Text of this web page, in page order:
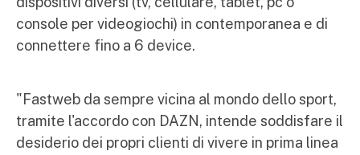
console per videogiochi) in contemporanea e di
connettere fino a 6 device.
"Fastweb da sempre vicina al mondo dello sport,
tramite l'accordo con DAZN, intende soddisfare il
desiderio dei propri clienti di vivere in prima linea